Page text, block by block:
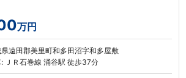
万円
遠田郡美里町和多田沼字和多屋敷
: ＪＲ石巻線 涌谷駅 徒歩37分